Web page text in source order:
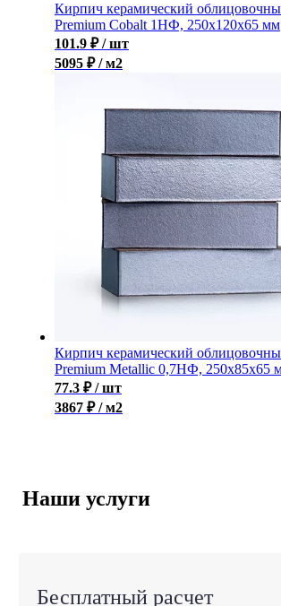
Кирпич керамический
Premium Cobalt 1НФ, 250x120x65 мм
101.9 ₽ / шт
5095 ₽ / м2
Кирпич керамический
Premium Metallic 0,7НФ, 250x85x65
77.3 ₽ / шт
3867 ₽ / м2
Наши услуги
Бесплатный расчет